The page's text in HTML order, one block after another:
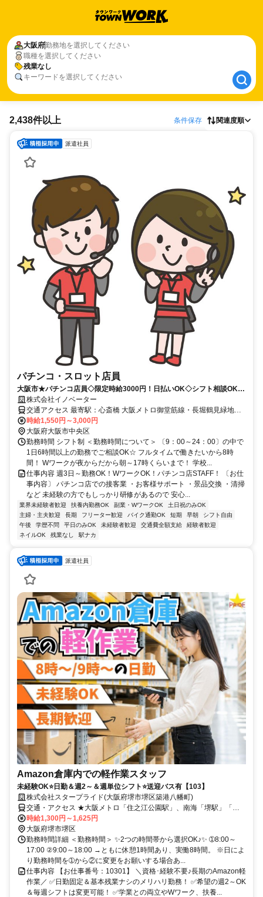
大阪府勤務地を選択してください
職種を選択してください
残業なし
キーワードを選択してください
大阪府
残業なし
2,438件以上 条件保存 関連度順
派遣社員
パチンコ・スロット店員
大阪市★パチンコ店員◇限定時給3000円！日払いOK◇シフト相談OK◇
日払いOK
株式会社イノベーター
交通アクセス 最寄駅：心斎橋 大阪メトロ御堂筋線・長堀鶴見緑地
線：心斎橋駅 徒歩5分 ＊電車・自転車通勤可能（車・バイク相談可
能） ◆日払い・週払い対応可能！ ◆弊社への来社不要！ ◆簡単電話
登録！ ◆履歴書不要です♪
時給1,550円～3,000円
大阪府大阪市中央区
勤務時間 シフト制 ＜勤務時間について＞ 〔9：00～24：00〕の中で
1日6時間以上の勤務でご相談OK☆ フルタイムで働きたいから8時
間！ Wワークが夜からだから朝～17時くらいまで！ 学校...
仕事内容 週3日～勤務OK！WワークOK！パチンコ店STAFF！ 〔お仕
事内容〕 パチンコ店での接客業 ・お客様サポート ・景品交換 ・清掃
など 未経験の方でもしっかり研修があるので 安心...
業界未経験者歓迎 扶養内勤務OK 副業・WワークOK
土日祝のみOK
主婦・主夫歓迎
長期 フリーター歓迎 バイク通勤OK 短期 早朝
シフト自由
午後
学歴不問 平日のみOK 未経験者歓迎 交通費全額支給
経験者歓迎
ネイルOK
残業なし 駅ナカ
派遣社員
Amazon倉庫内での軽作業スタッフ
未経験OK⭐日勤＆週2～＆週単位シフト⭐送迎バス有【103】
株式会社スタープライド(大阪府堺市堺区築港八幡町)
交通・アクセス ★大阪メトロ「住之江公園駅」、南海「堺駅」「堺
東駅」から無料送迎バスあり。(乗車時間10分～15分ほど)
時給1,300円～1,625円
大阪府堺市堺区
勤務時間詳細 ＜勤務時間＞ ✨2つの時間帯から選択OK♪✨ ➀8:00～
17:00 ②9:00～18:00 →ともに休憩1時間あり、実働8時間。 ※日によ
り勤務時間を➀から②に変更をお願いする場合あ...
仕事内容 【お仕事番号：10301】 ＼資格･経験不要♪長期のAmazon軽
作業／ ✅日勤固定＆基本残業ナシのメリハリ勤務！ ✅希望の週2～OK
＆毎週シフトは変更可能！ ✅学業との両立やWワーク、扶養...